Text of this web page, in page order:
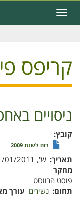
לתוכן
העיקרי
Toggle
navigation
קריפס
ניסויים
קובץ
דוח לשנת 2009
תאריך ש', 01/01/2011 - 12:00
מחקר
פוסט הרווסט
תחום נשירים עורך